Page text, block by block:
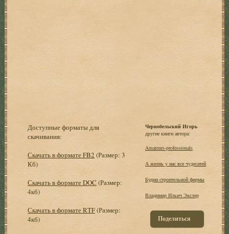
Доступные форматы для
скачивания:
Скачать в формате FB2 (Размер: 3
Кб)
Скачать в формате DOC (Размер:
4кб)
Скачать в формате RTF(Размер:
4кб)
Чернобельский Игорь
другие книги автора:
Amateurs-professionals
А жизнь y нас все чyдесатей
Будни стpоительной фиpмы
Владимиp Ильич Экслеp
Поделиться